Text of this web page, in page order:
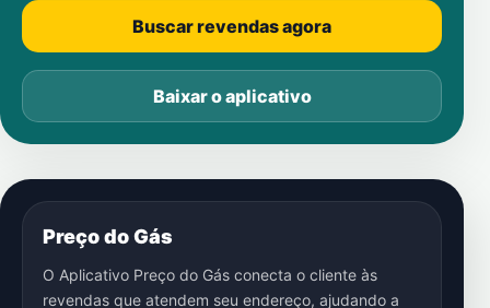
Buscar revendas agora
Baixar o aplicativo
Preço do Gás
O Aplicativo Preço do Gás conecta o cliente às
revendas que atendem seu endereço, ajudando a